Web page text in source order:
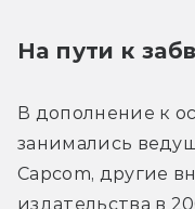
На пути к
В дополнение к
занимались
Capcom, другие
издательства в